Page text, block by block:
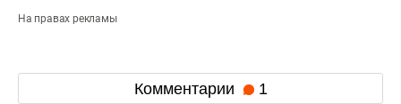
На правах рекламы
Комментарии 1